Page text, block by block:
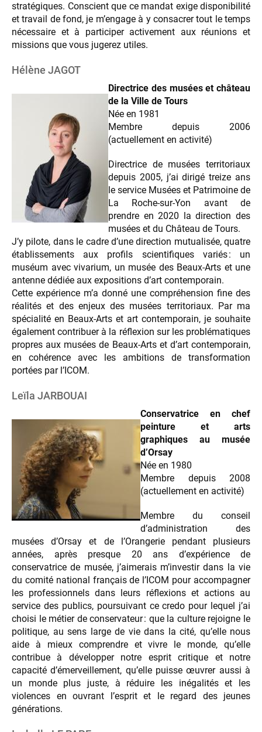
stratégiques. Conscient que ce mandat exige disponibilité
et travail de fond, je m’engage à y consacrer tout le temps
nécessaire et à participer activement aux réunions et
missions que vous jugerez utiles.
Hélène JAGOT
Directrice des musées et château
de la Ville de Tours
Née en 1981
Membre depuis 2006
(actuellement en activité)
Directrice de musées territoriaux
depuis 2005, j’ai dirigé treize ans
le service Musées et Patrimoine de
La Roche-sur-Yon avant de
prendre en 2020 la direction des
musées et du Château de Tours.
J’y pilote, dans le cadre d’une direction mutualisée, quatre
établissements aux profils scientifiques variés : un
muséum avec vivarium, un musée des Beaux-Arts et une
antenne dédiée aux expositions d’art contemporain.
Cette expérience m’a donné une compréhension fine des
réalités et des enjeux des musées territoriaux. Par ma
spécialité en Beaux-Arts et art contemporain, je souhaite
également contribuer à la réflexion sur les problématiques
propres aux musées de Beaux-Arts et d’art contemporain,
en cohérence avec les ambitions de transformation
portées par l’ICOM.
Leïla JARBOUAI
Conservatrice en chef
peinture et arts
graphiques au musée
d’Orsay
Née en 1980
Membre depuis 2008
(actuellement en activité)
Membre du conseil
d’administration des
musées d’Orsay et de l’Orangerie pendant plusieurs
années, après presque 20 ans d’expérience de
conservatrice de musée, j’aimerais m’investir dans la vie
du comité national français de l’ICOM pour accompagner
les professionnels dans leurs réflexions et actions au
service des publics, poursuivant ce credo pour lequel j’ai
choisi le métier de conservateur : que la culture rejoigne le
politique, au sens large de vie dans la cité, qu’elle nous
aide à mieux comprendre et vivre le monde, qu’elle
contribue à développer notre esprit critique et notre
capacité d’émerveillement, qu’elle puisse œuvrer aussi à
un monde plus juste, à réduire les inégalités et les
violences en ouvrant l’esprit et le regard des jeunes
générations.